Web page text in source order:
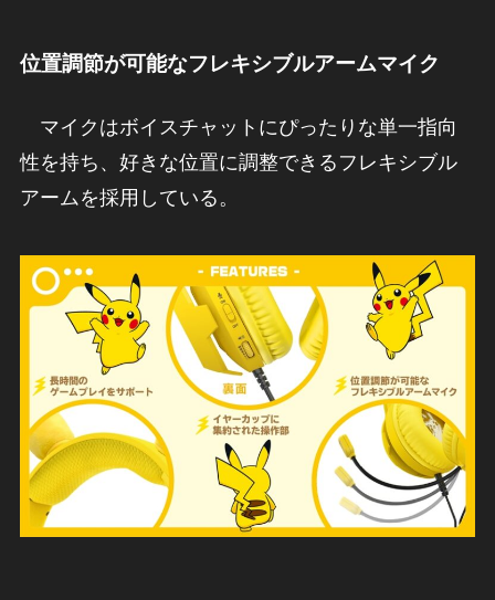
位置調節が可能なフレキシブルアームマイク
マイクはボイスチャットにぴったりな単一指向
性を持ち、好きな位置に調整できるフレキシブル
アームを採用している。